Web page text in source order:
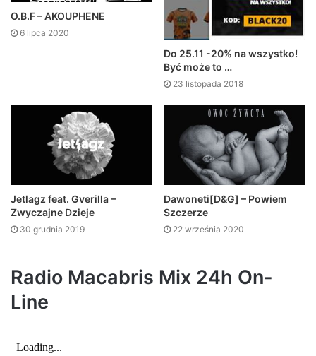
O.B.F – AKOUPHENE
6 lipca 2020
Do 25.11 -20% na wszystko!
Być może to …
23 listopada 2018
Jetlagz feat. Gverilla –
Zwyczajne Dzieje
30 grudnia 2019
Dawoneti[D&G] – Powiem
Szczerze
22 września 2020
Radio Macabris Mix 24h On-
Line